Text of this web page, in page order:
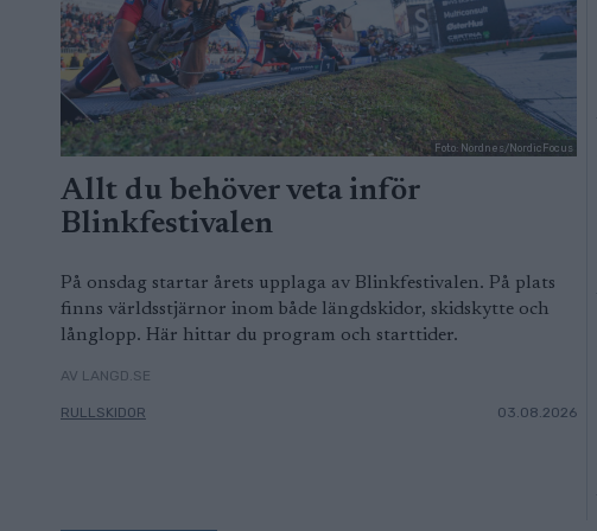
Foto: Nordnes/NordicFocus
Allt du behöver veta inför
Blinkfestivalen
På onsdag startar årets upplaga av Blinkfestivalen. På plats
finns världsstjärnor inom både längdskidor, skidskytte och
långlopp. Här hittar du program och starttider.
AV LANGD.SE
RULLSKIDOR 03.08.2026